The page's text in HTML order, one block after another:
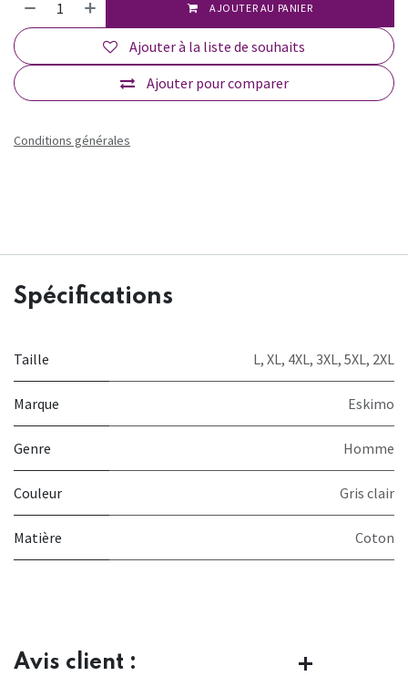
AJOUTER AU PANIER
Ajouter pour comparer
Ajouter à la liste de souhaits
Conditions générales
Spécifications
Taille L, XL, 4XL, 3XL, 5XL, 2XL
Marque Eskimo
Genre Homme
Couleur Gris clair
Matière Coton
Avis client :